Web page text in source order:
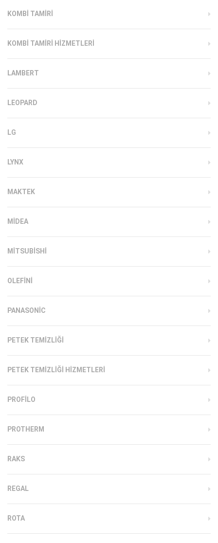
KOMBI TAMIRI
KOMBI TAMIRI HIZMETLERI
LAMBERT
LEOPARD
LG
LYNX
MAKTEK
MIDEA
MITSUBISHI
OLEFINI
PANASONIC
PETEK TEMIZLIĞI
PETEK TEMIZLIĞI HIZMETLERI
PROFILO
PROTHERM
RAKS
REGAL
ROTA